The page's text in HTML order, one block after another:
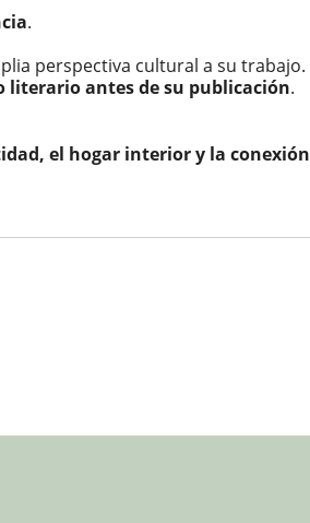
.
perspectiva cultural a su trabajo.
literario antes de su publicación.
el hogar interior y la conexión